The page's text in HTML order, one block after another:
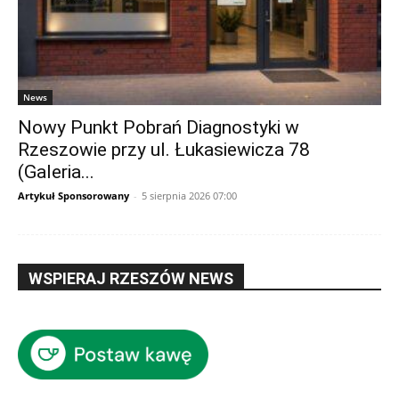
News
Nowy Punkt Pobrań Diagnostyki w
Rzeszowie przy ul. Łukasiewicza 78
(Galeria...
Artykuł Sponsorowany - 5 sierpnia 2026 07:00
WSPIERAJ RZESZÓW NEWS